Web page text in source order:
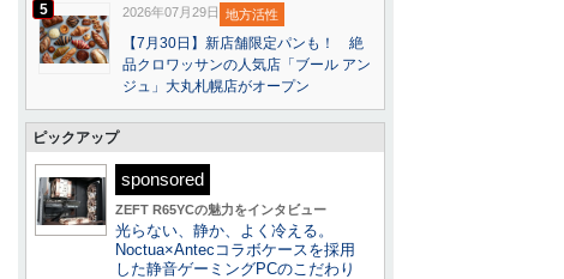
5 2026年07月29日 地方活性
【7月30日】新店舗限定パンも！ 絶
品クロワッサンの人気店「ブール アン
ジュ」大丸札幌店がオープン
ピックアップ
sponsored
ZEFT R65YCの魅力をインタビュー
光らない、静か、よく冷える。
Noctua×Antecコラボケースを採用
した静音ゲーミングPCのこだわり